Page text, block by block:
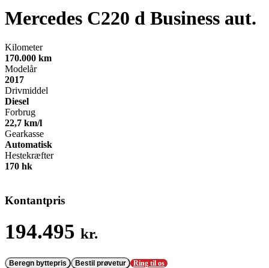
Mercedes C220 d Business aut.
Kilometer
170.000 km
Modelår
2017
Drivmiddel
Diesel
Forbrug
22,7 km/l
Gearkasse
Automatisk
Hestekræfter
170 hk
Kontantpris
194.495 kr.
Beregn byttepris Bestil prøvetur Ring til os